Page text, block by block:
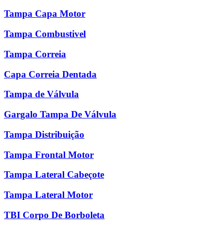
Tampa Capa Motor
Tampa Combustivel
Tampa Correia
Capa Correia Dentada
Tampa de Válvula
Gargalo Tampa De Válvula
Tampa Distribuição
Tampa Frontal Motor
Tampa Lateral Cabeçote
Tampa Lateral Motor
TBI Corpo De Borboleta